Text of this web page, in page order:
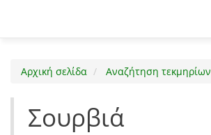
Αρχική σελίδα Αναζήτηση τεκμηρίων
Σουρβιά